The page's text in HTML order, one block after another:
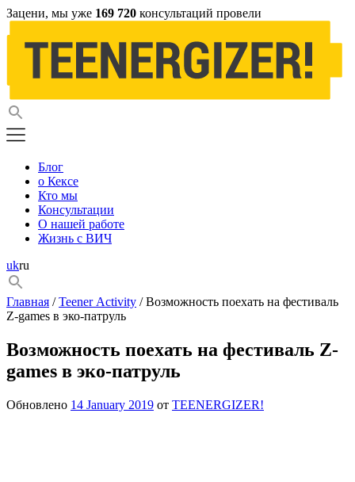
Зацени, мы уже 169 720 консультаций провели
Блог
о Кексе
Кто мы
Консультации
О нашей работе
Жизнь с ВИЧ
ukru
Главная /Teener Activity / Возможность поехать на фестиваль
Z-games в эко-патруль
Возможность поехать на фестиваль Z-
games в эко-патруль
Обновлено 14 January 2019 от TEENERGIZER!